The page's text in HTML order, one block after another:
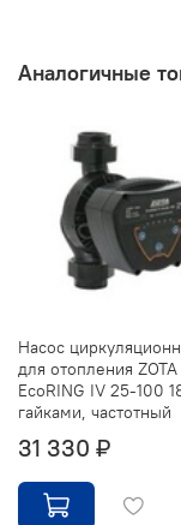
Аналогичные
Насос
для отопления ZOTA
EcoRING IV 25-100
гайками, частотный
31 330 ₽